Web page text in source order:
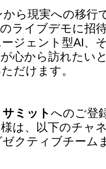
ら現実への移行
ライブデモに招
ジェント型AI、
心から訪れたい
だけます。
ミットへのご登
は、以下のチャ
クティブチーム